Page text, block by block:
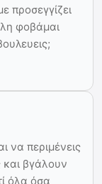
προσεγγίζει
φοβάμαι
να περιμένεις
και βγάλουν
όλα όσα